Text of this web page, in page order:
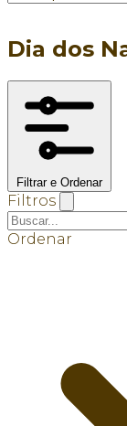
Dia dos
Filtrar e Ordenar
Filtros
Ordenar